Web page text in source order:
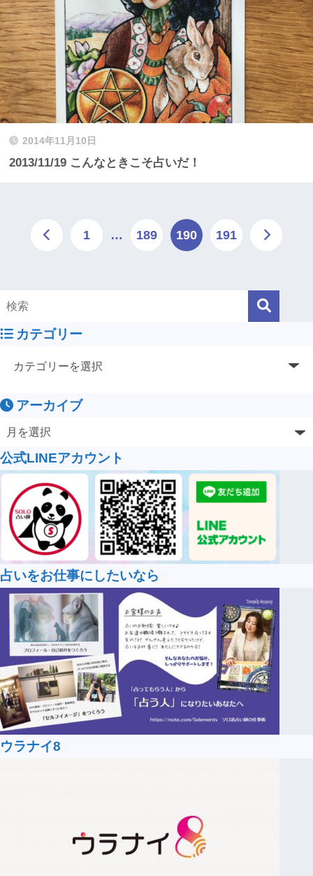
2014年11月10日
2013/11/19 こんなときこそ占いだ！
1 … 189 190 191
カテゴリー
アーカイブ
公式LINEアカウント
占いをお仕事にしたいなら
ウラナイ8